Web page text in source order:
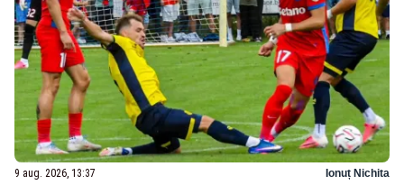
9 aug. 2026, 13:37 Ionuț Nichita